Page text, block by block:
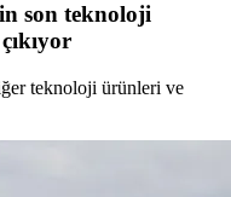
son teknoloji
teknoloji ürünleri ve